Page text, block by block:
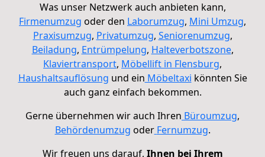
Was unser Netzwerk auch anbieten kann,
Firmenumzug oder den Laborumzug, Mini Umzug,
Praxisumzug, Privatumzug, Seniorenumzug,
Beiladung, Entrümpelung, Halteverbotszone,
Klaviertransport, Möbellift in Flensburg,
Haushaltsauflösung und ein Möbeltaxi könnten Sie
auch ganz einfach bekommen.
Gerne übernehmen wir auch Ihren Büroumzug,
Behördenumzug oder Fernumzug.
Wir freuen uns darauf, Ihnen bei Ihrem